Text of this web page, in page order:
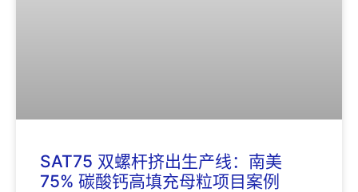
SAT75 双螺杆挤出生产线：南美
75% 碳酸钙高填充母粒项目案例